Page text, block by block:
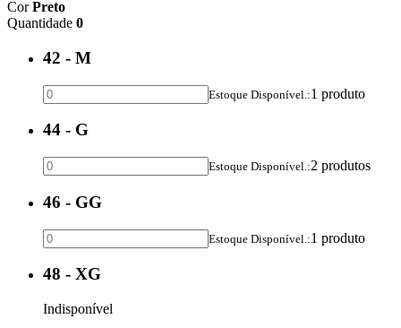
CorPreto
Quantidade 0
42 - M
Estoque Disponível.:1 produto
44 - G
Estoque Disponível.:2 produtos
46 - GG
Estoque Disponível.:1 produto
48 - XG
Indisponível